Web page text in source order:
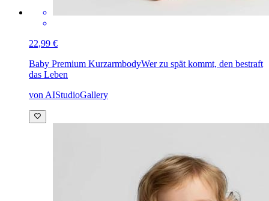
22,99 €
Baby Premium KurzarmbodyWer zu spät kommt, den bestraft
das Leben
von AIStudioGallery